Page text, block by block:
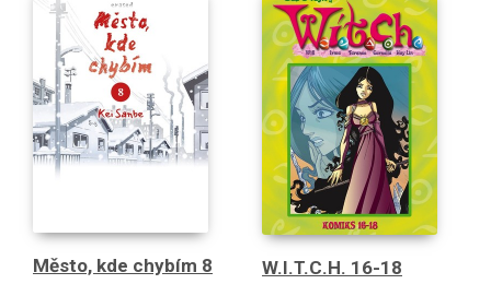
Město, kde chybím 8 W.I.T.C.H. 16-18